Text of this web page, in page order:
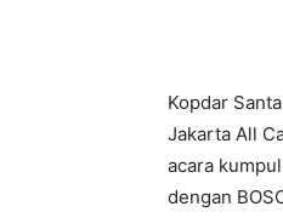
Kopdar
Jakarta All
acara
dengan